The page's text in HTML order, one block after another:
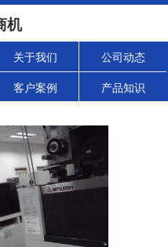
机
关于我们 公司动态
客户案例 产品知识